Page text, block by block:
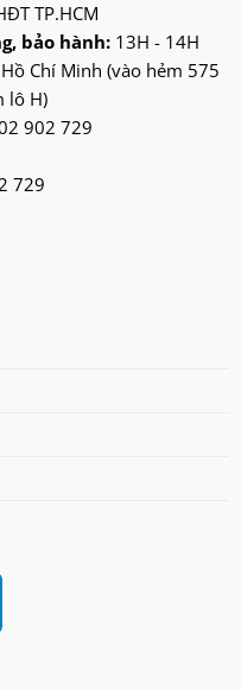
TP.HCM
bảo hành:13H - 14H
Chí Minh (vào hẻm 575
lô H)
902 729
729